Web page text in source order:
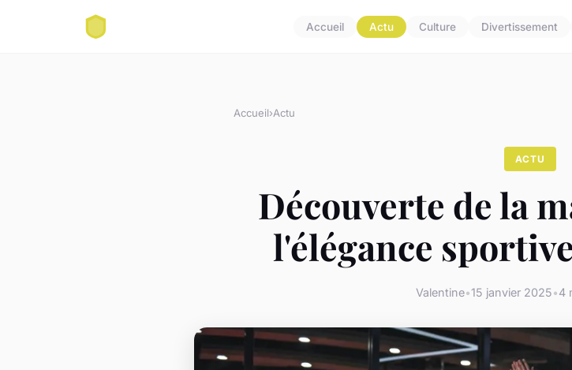
Accueil Actu Culture Divertissement
Accueil›Actu
ACTU
Découverte de la
l'élégance
Valentine•15 janvier 2025•4